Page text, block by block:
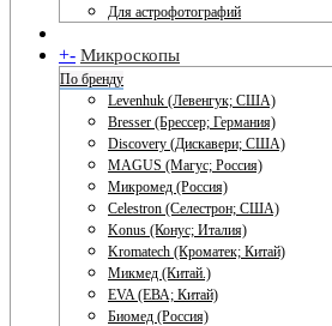
Для астрофотографий
+- Микроскопы
По бренду
Levenhuk (Левенгук; США)
Bresser (Брессер; Германия)
Discovery (Дискавери; США)
MAGUS (Магус; Россия)
Микромед (Россия)
Celestron (Селестрон; США)
Konus (Конус; Италия)
Kromatech (Кроматек; Китай)
Микмед (Китай.)
EVA (ЕВА; Китай)
Биомед (Россия)